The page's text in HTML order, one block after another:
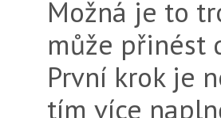
Možná je to
může přinést
První krok je
tím více